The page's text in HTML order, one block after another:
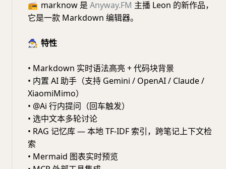
📻 marknow 是 Anyway.FM 主播 Leon 的新作品，
它是一款 Markdown 编辑器。
🧙‍♂️ 特性
• Markdown 实时语法高亮 + 代码块背景
• 内置 AI 助手（支持 Gemini / OpenAI / Claude /
XiaomiMimo）
• @Ai 行内提问（回车触发）
• 选中文本多轮讨论
• RAG 记忆库 — 本地 TF-IDF 索引，跨笔记上下文检
索
• Mermaid 图表实时预览